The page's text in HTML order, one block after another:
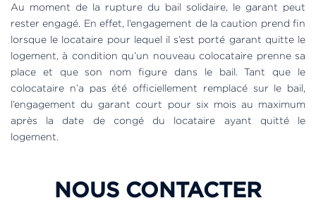
Au moment de la rupture du bail solidaire, le garant peut
rester engagé. En effet, l’engagement de la caution prend fin
lorsque le locataire pour lequel il s’est porté garant quitte le
logement, à condition qu’un nouveau colocataire prenne sa
place et que son nom figure dans le bail. Tant que le
colocataire n’a pas été officiellement remplacé sur le bail,
l’engagement du garant court pour six mois au maximum
après la date de congé du locataire ayant quitté le
logement.
NOUS CONTACTER